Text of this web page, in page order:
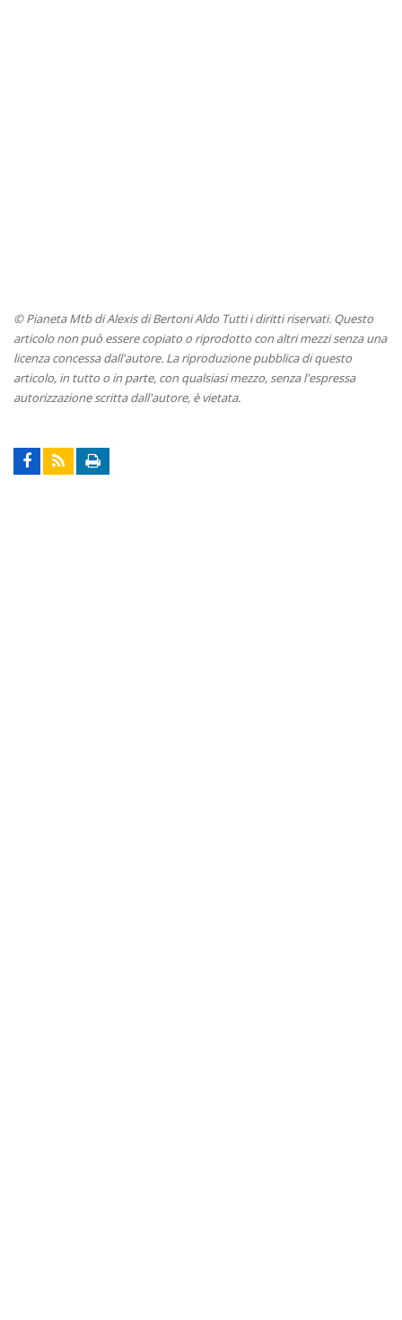
© Pianeta Mtb di Alexis di Bertoni Aldo Tutti i diritti riservati. Questo
articolo non può essere copiato o riprodotto con altri mezzi senza una
licenza concessa dall'autore. La riproduzione pubblica di questo
articolo, in tutto o in parte, con qualsiasi mezzo, senza l'espressa
autorizzazione scritta dall'autore, è vietata.